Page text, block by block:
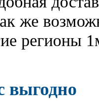
же
регионы
выгодно